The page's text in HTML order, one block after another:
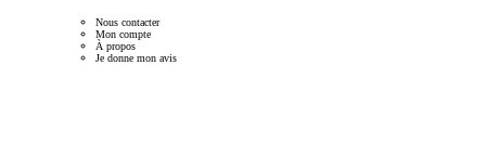
Nous contacter
Mon compte
À propos
Je donne mon avis